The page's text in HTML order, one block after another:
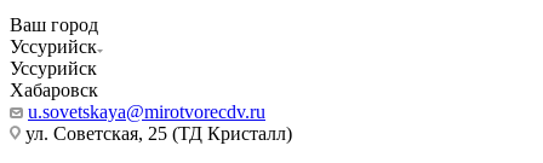
Ваш город
Уссурийск
Уссурийск
Хабаровск
u.sovetskaya@mirotvorecdv.ru
ул. Советская, 25 (ТД Кристалл)